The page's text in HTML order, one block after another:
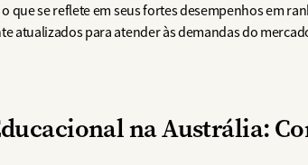
que se reflete em seus fortes desempenhos em
atualizados para atender às demandas do
na Austrália: